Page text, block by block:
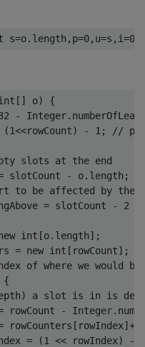
o) {
-
- 1; //
slots at the end
slotCount - o.length;
to be affected by
= slotCount - 2
int[o.length];
= new int[rowCount];
of where we would
{
a slot is in is
rowCount -
= (1 << rowIndex) -